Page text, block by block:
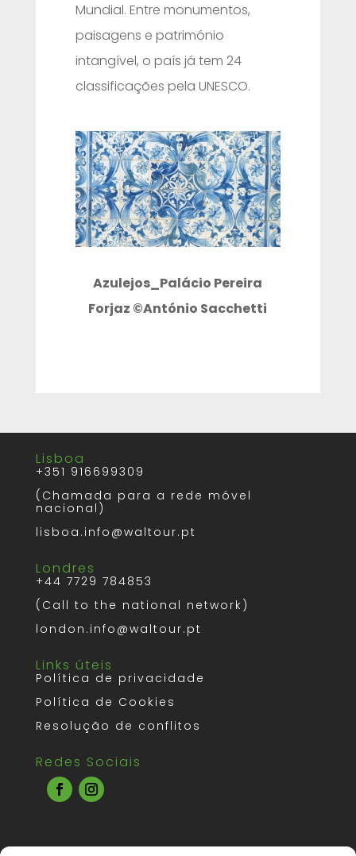
Mundial. Entre monumentos,
paisagens e património
intangível, o país já tem 24
classificações pela UNESCO.
Azulejos_Palácio Pereira
Forjaz ©António Sacchetti
Lisboa
+351 916699309
(Chamada para a rede móvel
nacional)
lisboa.info@waltour.pt
Londres
+44 7729 784853
(Call to the national network)
london.info@waltour.pt
Links úteis
Política de privacidade
Política de Cookies
Resolução de conflitos
Redes Sociais